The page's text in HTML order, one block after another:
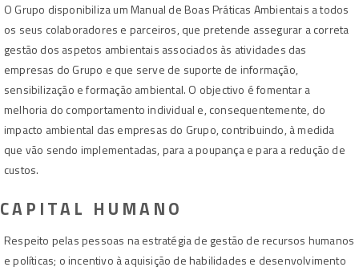
O Grupo disponibiliza um Manual de Boas Práticas Ambientais a todos
os seus colaboradores e parceiros, que pretende assegurar a correta
gestão dos aspetos ambientais associados às atividades das
empresas do Grupo e que serve de suporte de informação,
sensibilização e formação ambiental. O objectivo é fomentar a
melhoria do comportamento individual e, consequentemente, do
impacto ambiental das empresas do Grupo, contribuindo, à medida
que vão sendo implementadas, para a poupança e para a redução de
custos.
CAPITAL HUMANO
Respeito pelas pessoas na estratégia de gestão de recursos humanos
e políticas; o incentivo à aquisição de habilidades e desenvolvimento